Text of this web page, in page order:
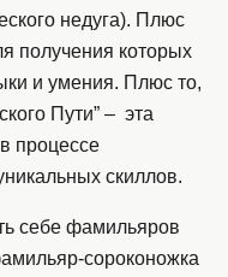
недуга). Плюс
получения которых
и умения. Плюс то,
Пути” – эта
процессе
скиллов.
себе фамильяров
сороконожка